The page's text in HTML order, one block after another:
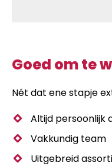
Goed om te
Nét dat ene stapje
Altijd persoonlijk
Vakkundig team
Uitgebreid